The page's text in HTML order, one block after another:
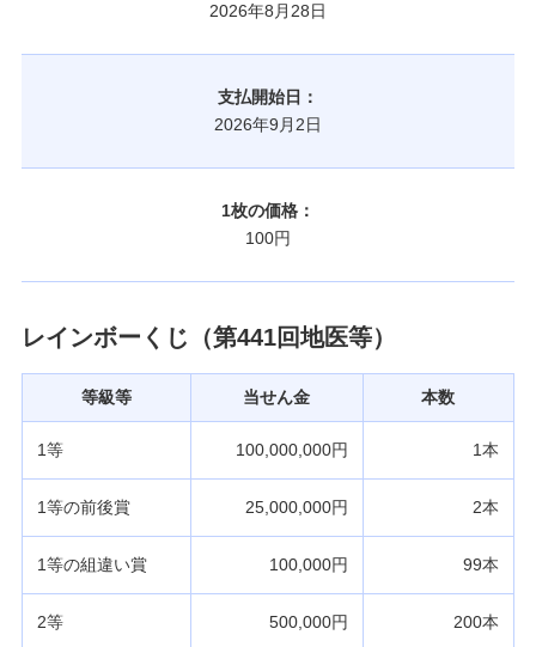
2026年8月28日
支払開始日：
2026年9月2日
1枚の価格：
100円
レインボーくじ（第441回地医等）
等級等 当せん金 本数
1等 100,000,000円 1本
1等の前後賞 25,000,000円 2本
1等の組違い賞 100,000円 99本
2等 500,000円 200本